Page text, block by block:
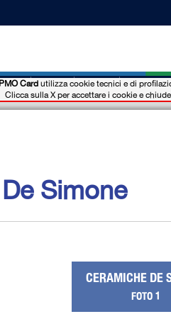
News Eventi Dove
Simone
CERAMICHE DE
FOTO 1
PMO Card utilizza cookie tecnici e di
Clicca sulla X per accettare i cookie e